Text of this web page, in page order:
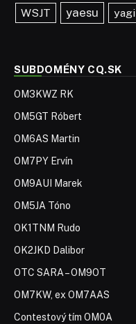
WSJT yaesu yagi
SUBDOMÉNY CQ.SK
OM3KWZ RK
OM5GT Róbert
OM6AS Martin
OM7PY Ervín
OM9AUI Marek
OM5JA Tóno
OK1TNM Rudo
OK2JKD Dalibor
OTC SARA – OM9OT
OM7KW, ex OM7AAS
Contestový tím OM0A